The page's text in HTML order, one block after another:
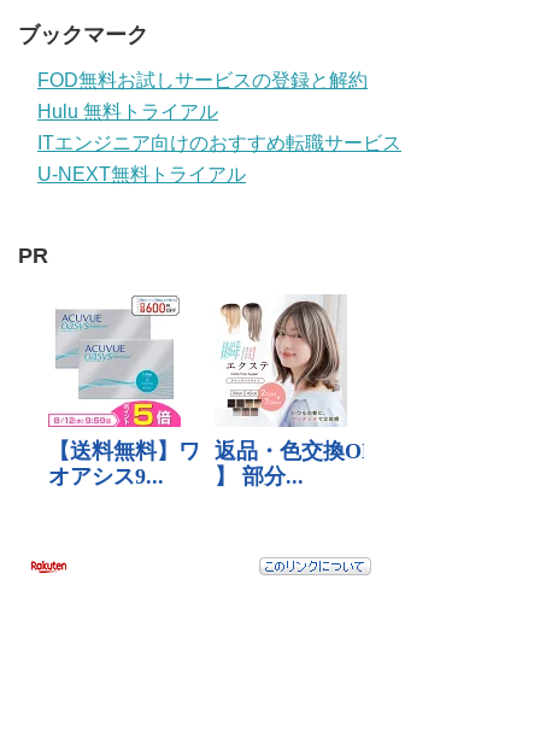
ブックマーク
FOD無料お試しサービスの登録と解約
Hulu 無料トライアル
ITエンジニア向けのおすすめ転職サービス
U-NEXT無料トライアル
PR